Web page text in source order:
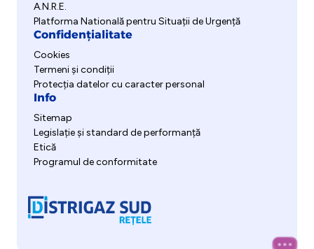
A.N.R.E.
Platforma Natională pentru Situații de Urgență
Confidențialitate
Cookies
Termeni și condiții
Protecția datelor cu caracter personal
Info
Sitemap
Legislație și standard de performanță
Etică
Programul de conformitate